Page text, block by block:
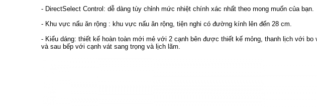
- DirectSelect Control: dễ dàng tùy chỉnh mức nhiệt chính xác nhất theo mong muốn của bạn.
- Khu vực nấu ăn rộng : khu vực nấu ăn rộng, tiện nghi có đường kính lên đến 28 cm.
- Kiểu dáng: thiết kế hoàn toàn mới mẻ với 2 cạnh bên được thiết kế mỏng, thanh lịch với
và sau bếp với cạnh vát sang trọng và lịch lãm.